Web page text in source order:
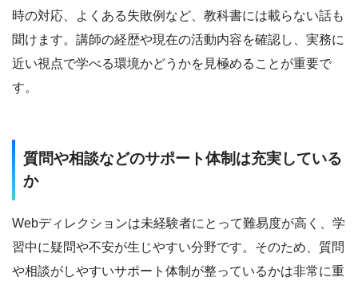
時の対応、よくある失敗例など、教科書には載らない話も
聞けます。講師の経歴や現在の活動内容を確認し、実務に
近い視点で学べる環境かどうかを見極めることが重要で
す。
質問や相談などのサポート体制は充実している
か
Webディレクションは未経験者にとって難易度が高く、学
習中に疑問や不安が生じやすい分野です。そのため、質問
や相談がしやすいサポート体制が整っているかは非常に重